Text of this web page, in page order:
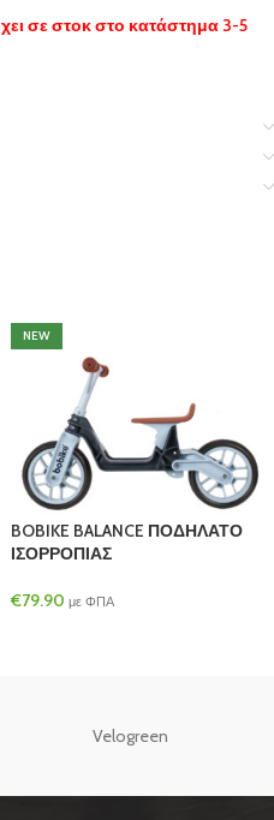
σε στοκ στο κατάστημα 3-5
NEW
BOBIKE BALANCE ΠΟΔΗΛΑΤΟ
ΙΣΟΡΡΟΠΙΑΣ
€79.90 με ΦΠΑ
Velogreen